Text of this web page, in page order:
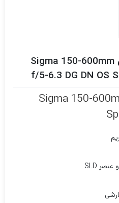
لنز سیگما مانت سونی Sigma 150-600mm
f/5-6.3 DG DN OS
Sigma 150-